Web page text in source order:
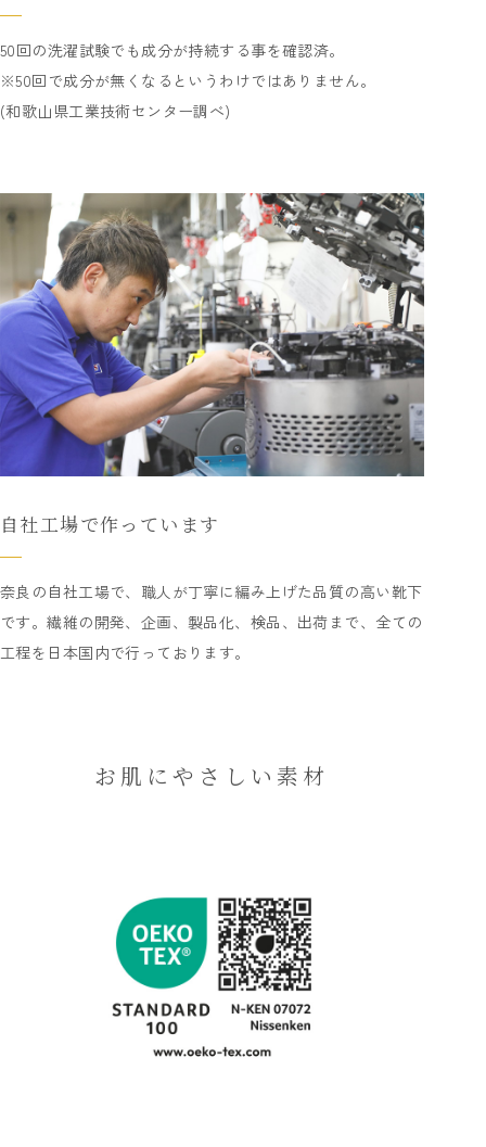
50回の洗濯試験でも成分が持続する事を確認済。
※50回で成分が無くなるというわけではありません。
(和歌山県工業技術センター調べ)
自社工場で作っています
奈良の自社工場で、職人が丁寧に編み上げた品質の高い靴下
です。繊維の開発、企画、製品化、検品、出荷まで、全ての
工程を日本国内で行っております。
お肌にやさしい素材